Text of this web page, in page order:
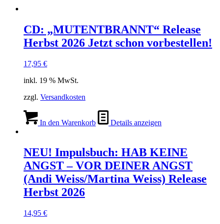
CD: „MUTENTBRANNT“ Release
Herbst 2026 Jetzt schon vorbestellen!
17,95 €
inkl. 19 % MwSt.
zzgl. Versandkosten
In den Warenkorb Details anzeigen
NEU! Impulsbuch: HAB KEINE
ANGST – VOR DEINER ANGST
(Andi Weiss/Martina Weiss) Release
Herbst 2026
14,95 €